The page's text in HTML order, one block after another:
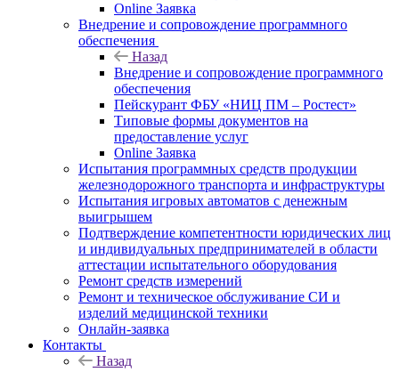
Online Заявка
Внедрение и сопровождение программного
обеспечения
Назад
Внедрение и сопровождение программного
обеспечения
Пейскурант ФБУ «НИЦ ПМ – Ростест»
Типовые формы документов на
предоставление услуг
Online Заявка
Испытания программных средств продукции
железнодорожного транспорта и инфраструктуры
Испытания игровых автоматов с денежным
выигрышем
Подтверждение компетентности юридических лиц
и индивидуальных предпринимателей в области
аттестации испытательного оборудования
Ремонт средств измерений
Ремонт и техническое обслуживание СИ и
изделий медицинской техники
Онлайн-заявка
Контакты
Назад